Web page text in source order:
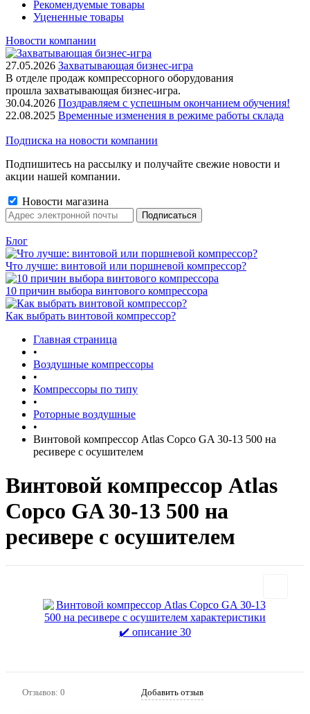
Рекомендуемые товары
Уцененные товары
Новости компании
27.05.2026 Захватывающая бизнес-игра
В отделе продаж компрессорного оборудования
прошла захватывающая бизнес-игра.
30.04.2026 Поздравляем с успешным окончанием обучения!
22.08.2025 Временные изменения в режиме работы склада
Подписка на новости компании
Подпишитесь на рассылку и получайте свежие новости и
акции нашей компании.
Новости магазина
Блог
Что лучше: винтовой или поршневой компрессор?
10 причин выбора винтового компрессора
Как выбрать винтовой компрессор?
Главная страница
•
Воздушные компрессоры
•
Компрессоры по типу
•
Роторные воздушные
•
Винтовой компрессор Atlas Copco GA 30-13 500 на
ресивере с осушителем
Винтовой компрессор Atlas
Copco GA 30-13 500 на
ресивере с осушителем
Отзывов: 0 Добавить отзыв